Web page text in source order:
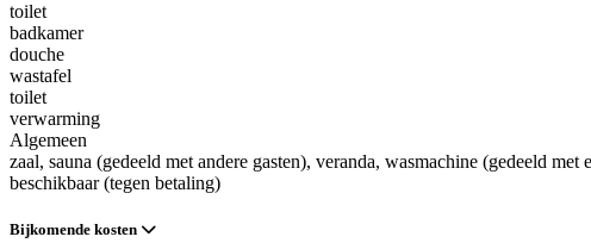
toilet
badkamer
douche
wastafel
toilet
verwarming
Algemeen
zaal, sauna (gedeeld met andere gasten), veranda, wasmachine (gedeeld met
beschikbaar (tegen betaling)
Bijkomende kosten